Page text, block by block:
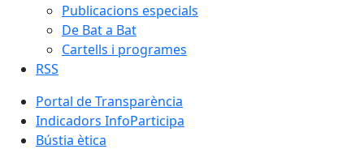
Publicacions especials
De Bat a Bat
Cartells i programes
RSS
Portal de Transparència
Indicadors InfoParticipa
Bústia ètica